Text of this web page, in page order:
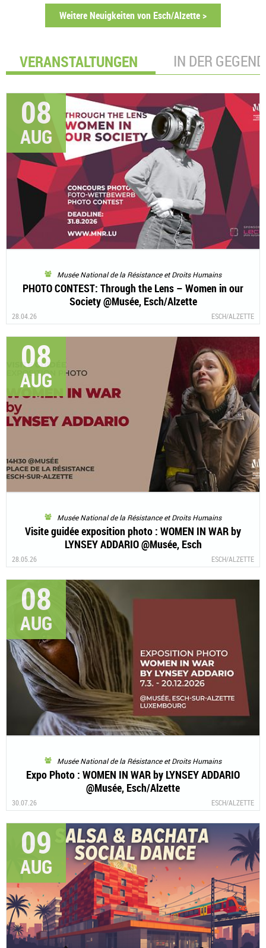
Weitere Neuigkeiten von Esch/Alzette >
VERANSTALTUNGEN IN DER GEGEND
08
AUG
Musée National de la Résistance et Droits Humains
PHOTO CONTEST: Through the Lens – Women in our
Society @Musée, Esch/Alzette
28.04.26 ESCH/ALZETTE
08
AUG
Musée National de la Résistance et Droits Humains
Visite guidée exposition photo : WOMEN IN WAR by
LYNSEY ADDARIO @Musée, Esch
28.05.26 ESCH/ALZETTE
08
AUG
Musée National de la Résistance et Droits Humains
Expo Photo : WOMEN IN WAR by LYNSEY ADDARIO
@Musée, Esch/Alzette
30.07.26 ESCH/ALZETTE
09
AUG